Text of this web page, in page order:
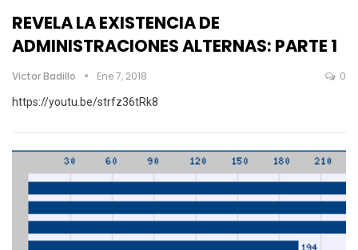
REVELA LA EXISTENCIA DE
ADMINISTRACIONES ALTERNAS: PARTE 1
Victor Badillo Ene 7, 2018 0
https://youtu.be/strfz36tRk8